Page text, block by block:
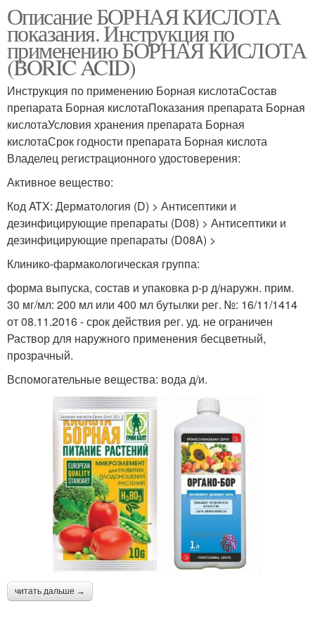
Описание БОРНАЯ КИСЛОТА
показания. Инструкция по
применению БОРНАЯ КИСЛОТА
(BORIC ACID)
Инструкция по применению Борная кислотаСостав
препарата Борная кислотаПоказания препарата Борная
кислотаУсловия хранения препарата Борная
кислотаСрок годности препарата Борная кислота
Владелец регистрационного удостоверения:
Активное вещество:
Код ATX: Дерматология (D) > Антисептики и
дезинфицирующие препараты (D08) > Антисептики и
дезинфицирующие препараты (D08A) >
Клинико-фармакологическая группа:
форма выпуска, состав и упаковка р-р д/наружн. прим.
30 мг/мл: 200 мл или 400 мл бутылки рег. №: 16/11/1414
от 08.11.2016 - срок действия рег. уд. не ограничен
Раствор для наружного применения бесцветный,
прозрачный.
Вспомогательные вещества: вода д/и.
читать дальше →